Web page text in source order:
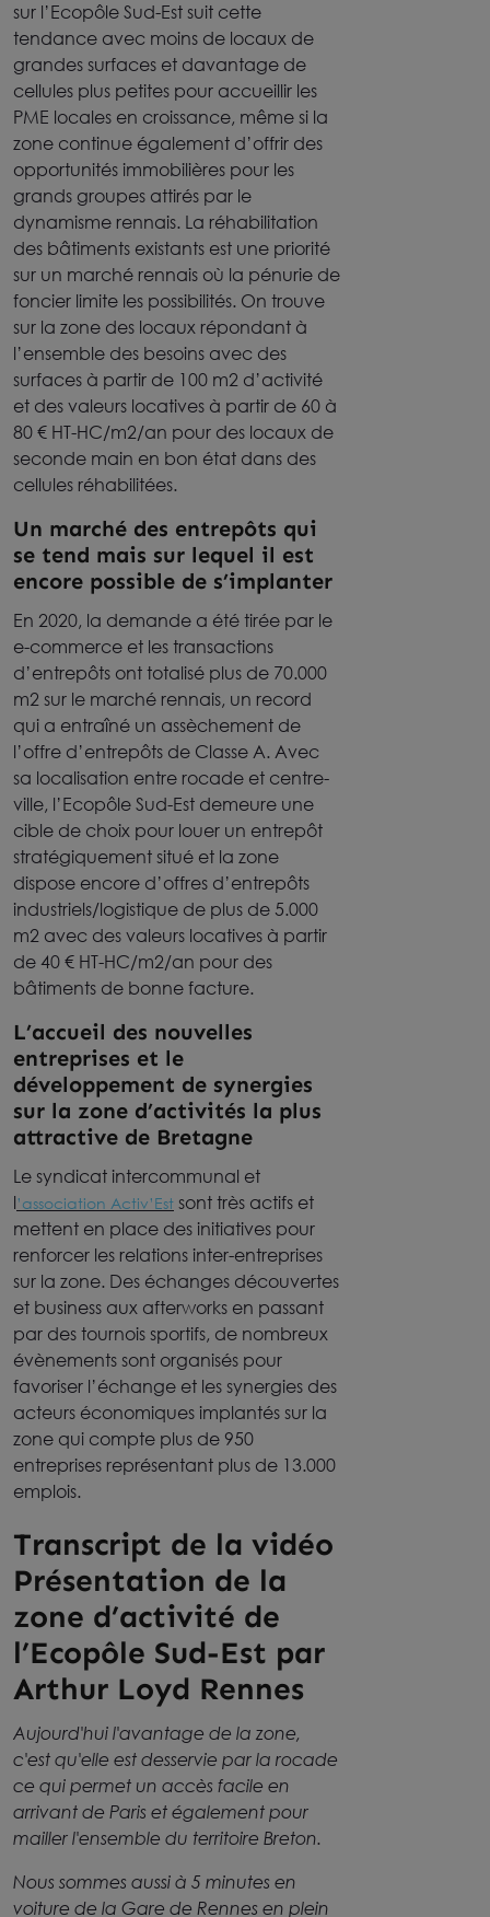
sur l’Ecopôle Sud-Est suit cette
tendance avec moins de locaux de
grandes surfaces et davantage de
cellules plus petites pour accueillir les
PME locales en croissance, même si la
zone continue également d’offrir des
opportunités immobilières pour les
grands groupes attirés par le
dynamisme rennais. La réhabilitation
des bâtiments existants est une priorité
sur un marché rennais où la pénurie de
foncier limite les possibilités. On trouve
sur la zone des locaux répondant à
l’ensemble des besoins avec des
surfaces à partir de 100 m2 d’activité
et des valeurs locatives à partir de 60 à
80 € HT-HC/m2/an pour des locaux de
seconde main en bon état dans des
cellules réhabilitées.
Un marché des entrepôts qui
se tend mais sur lequel il est
encore possible de s’implanter
En 2020, la demande a été tirée par le
e-commerce et les transactions
d’entrepôts ont totalisé plus de 70.000
m2 sur le marché rennais, un record
qui a entraîné un assèchement de
l’offre d’entrepôts de Classe A. Avec
sa localisation entre rocade et centre-
ville, l’Ecopôle Sud-Est demeure une
cible de choix pour louer un entrepôt
stratégiquement situé et la zone
dispose encore d’offres d’entrepôts
industriels/logistique de plus de 5.000
m2 avec des valeurs locatives à partir
de 40 € HT-HC/m2/an pour des
bâtiments de bonne facture.
L’accueil des nouvelles
entreprises et le
développement de synergies
sur la zone d’activités la plus
attractive de Bretagne
Le syndicat intercommunal et
l’association Activ’Est sont très actifs et
mettent en place des initiatives pour
renforcer les relations inter-entreprises
sur la zone. Des échanges découvertes
et business aux afterworks en passant
par des tournois sportifs, de nombreux
évènements sont organisés pour
favoriser l’échange et les synergies des
acteurs économiques implantés sur la
zone qui compte plus de 950
entreprises représentant plus de 13.000
emplois.
Transcript de la vidéo
Présentation de la
zone d’activité de
l’Ecopôle Sud-Est par
Arthur Loyd Rennes
Aujourd'hui l'avantage de la zone,
c'est qu'elle est desservie par la rocade
ce qui permet un accès facile en
arrivant de Paris et également pour
mailler l'ensemble du territoire Breton.
Nous sommes aussi à 5 minutes en
voiture de la Gare de Rennes en plein